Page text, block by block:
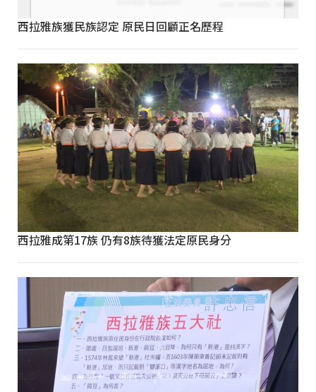
西拉雅族獲民族認定 原民日回顧正名歷程
西拉雅成第17族 仍有8族待獲法定原民身分